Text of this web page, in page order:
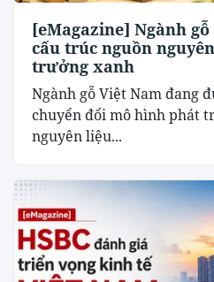
[eMagazine] Ngành
cấu trúc nguồn
trưởng xanh
Ngành gỗ Việt Nam đang
chuyển đổi mô hình phát
nguyên liệu...